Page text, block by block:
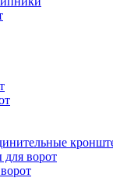
ворот